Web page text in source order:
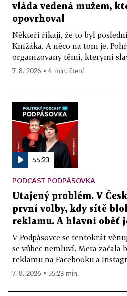
vláda vedená mužem,
opovrhoval
Někteří říkají, že to byl
Knížáka. A něco na tom je.
organizovaný těmi, kterými
7. 8. 2026 ▪ 4 min. čtení
55:23
PODCAST PODPÁSOVKA
Utajený problém. V
první volby, kdy sítě
reklamu. A hlavní oběť
V Podpásovce se tentokrát
se vůbec nemluví. Meta
reklamu na Facebooku a
7. 8. 2026 ▪ 55:23 min.